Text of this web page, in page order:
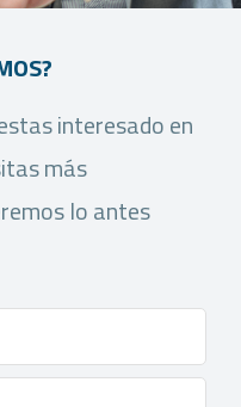
interesado en
más
lo antes